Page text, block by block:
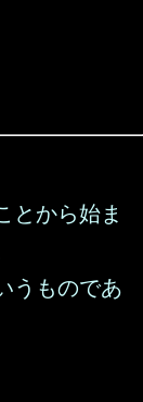
とから始ま
うものであ